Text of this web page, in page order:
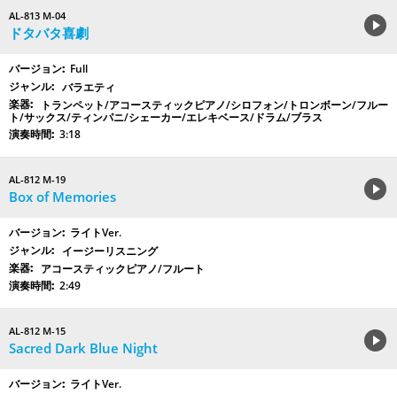
AL-813 M-04
ドタバタ喜劇
Full
バラエティ
トランペット/アコースティックピアノ/シロフォン/トロンボーン/フルー
ト/サックス/ティンパニ/シェーカー/エレキベース/ドラム/ブラス
3:18
AL-812 M-19
Box of Memories
ライトVer.
イージーリスニング
アコースティックピアノ/フルート
2:49
AL-812 M-15
Sacred Dark Blue Night
ライトVer.